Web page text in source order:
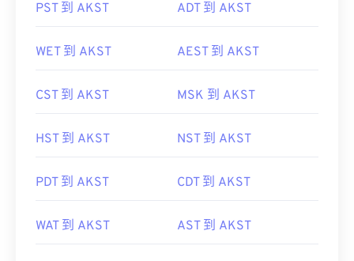
PST 到 AKST ADT 到 AKST
WET 到 AKST AEST 到 AKST
CST 到 AKST MSK 到 AKST
HST 到 AKST NST 到 AKST
PDT 到 AKST CDT 到 AKST
WAT 到 AKST AST 到 AKST